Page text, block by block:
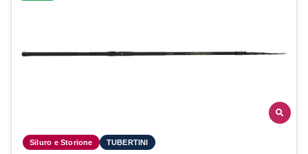
Siluro e Storione TUBERTINI